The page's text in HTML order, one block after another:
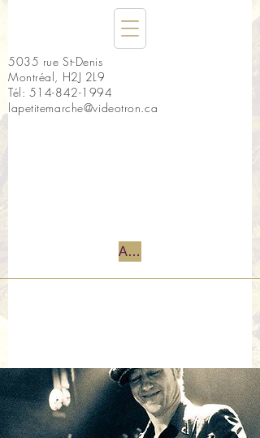
5035 rue St-Denis
Montréal, H2J 2L9
Tél: 514-842-1994
lapetitemarche@videotron.ca
Accueil